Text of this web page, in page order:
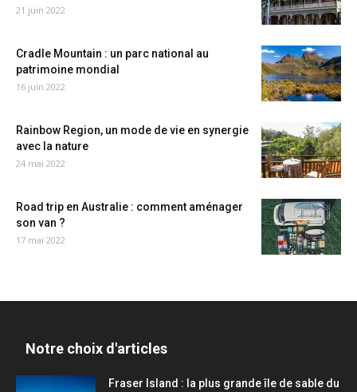
21 juin 2022
Cradle Mountain : un parc national au
patrimoine mondial
16 juin 2022
Rainbow Region, un mode de vie en synergie
avec la nature
24 mai 2022
Road trip en Australie : comment aménager
son van ?
17 mai 2022
Notre choix d'articles
Fraser Island : la plus grande île de sable du